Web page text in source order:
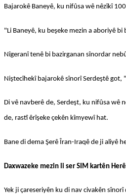
Bajarokê Baneyê, ku nifûsa wê nêzîkî
"Li Baneyê, ku beşeke mezin a aboriyê
Nîgeranî tenê bi bazirganan sînordar
Niştecîhekî bajarokê sînorî Serdeştê got,
Di vê navberê de, Serdeşt, ku nifûsa wê
de, rastî êrîşeke çekên kîmyewî hat.
Bane di dema Şerê Îran-Iraqê de ji aliyê
Daxwazeke mezin li ser SIM kartên
Yek ji çareseriyên ku di nav civakên